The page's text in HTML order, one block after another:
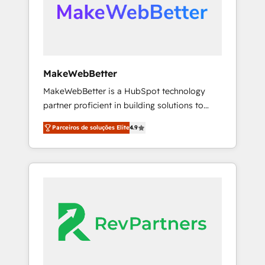
automation, we turn complexity into clarity,
human at global scale. 🏆 HubSpot’s CEO
MakeWebBetter
MakeWebBetter is a HubSpot technology
partner proficient in building solutions to
maximize the operational efficiency of
HubSpot. The fastest-growing tech-enabler &
facilitator, MakeWebBetter, hands you the
blend of HubSpot expertise & eminent
HubSpot Elite Partners with 10+ years of
HubSpot experience 🤝HubSpot Premier
Integration partner 🤝Google Premier Partner
Parceiros de soluções Elite4.9